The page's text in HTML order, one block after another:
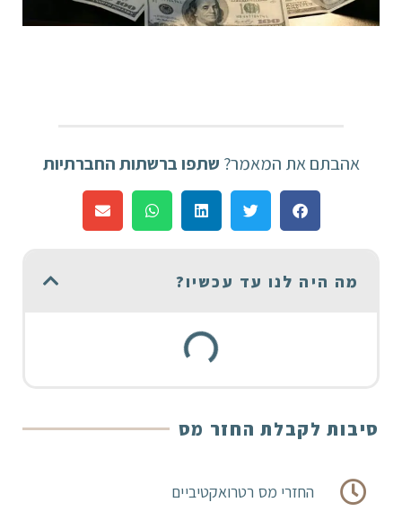
אהבתם את המאמר? שתפו ברשתות החברתיות
מה היה לנו עד עכשיו?
סיבות לקבלת החזר מס
החזרי מס רטרואקטיביים